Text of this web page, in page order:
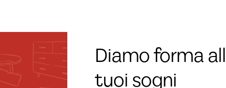
Diamo forma
tuoi sogni